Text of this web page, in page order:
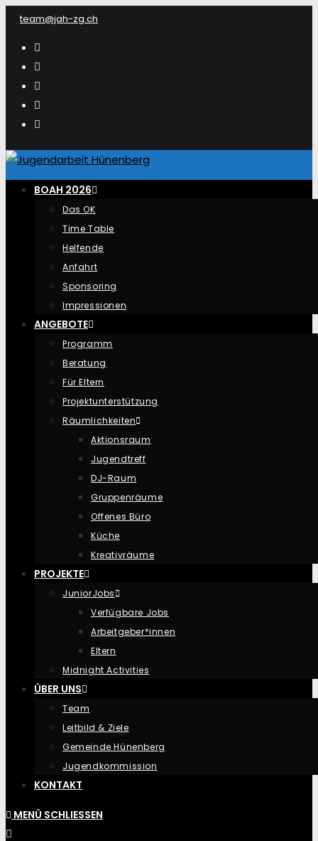
Zum
springen
team@jah-zg.ch
BOAH 2026
Das OK
Time Table
Helfende
Anfahrt
Sponsoring
Impressionen
ANGEBOTE
Programm
Beratung
Für Eltern
Projektunterstützung
Räumlichkeiten
Aktionsraum
Jugendtreff
DJ-Raum
Gruppenräume
Offenes Büro
Küche
Kreativräume
PROJEKTE
JuniorJobs
Verfügbare Jobs
Arbeitgeber*innen
Eltern
Midnight Activities
ÜBER UNS
Team
Leitbild & Ziele
Gemeinde Hünenberg
Jugendkommission
KONTAKT
MENÜ SCHLIESSEN